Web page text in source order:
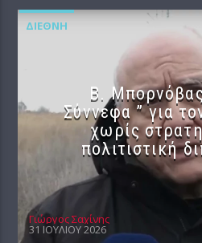
ΔΙΕΘΝΉ
B.
Σύννεφα ” για
χωρίς
πολιτιστική
Γιώργος Σαχίνης
31 ΙΟΥΛΊΟΥ 2026